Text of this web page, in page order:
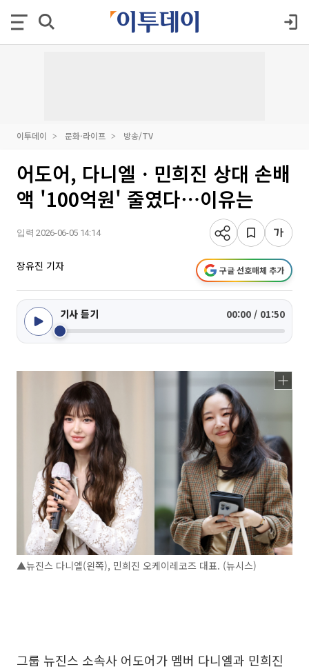
이투데이 문화·라이프 방송/TV
어도어, 다니엘ㆍ민희진 상대 손배
액 '100억원' 줄였다⋯이유는
입력 2026-06-05 14:14
장유진 기자 구글 선호매체 추가
기사 듣기 00:00 / 01:50
▲뉴진스 다니엘(왼쪽), 민희진 오케이레코즈 대표. (뉴시스)
그룹 뉴진스 소속사 어도어가 멤버 다니엘과 민희진